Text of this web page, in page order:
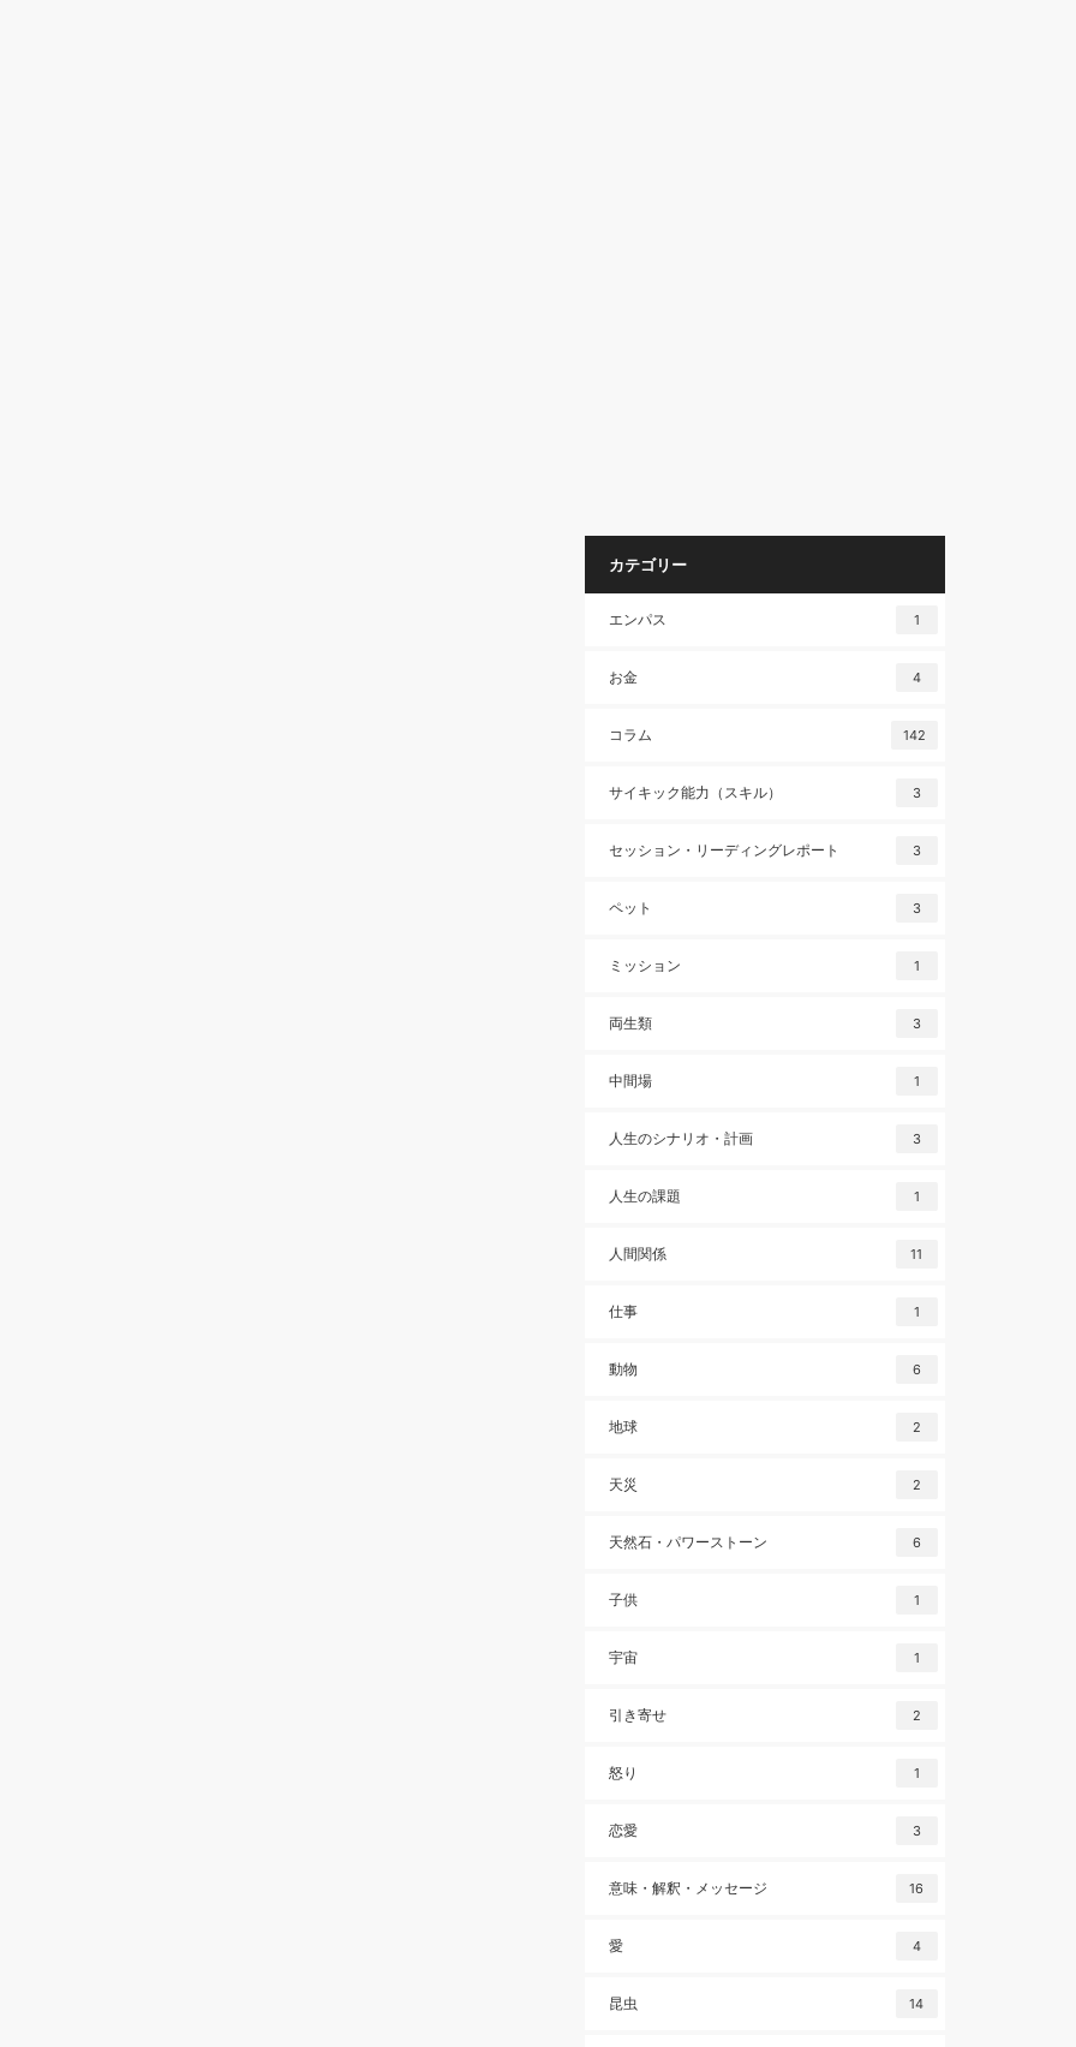
カテゴリー
エンパス 1
お金 4
コラム 142
サイキック能力（スキル） 3
セッション・リーディングレポート 3
ペット 3
ミッション 1
両生類 3
中間場 1
人生のシナリオ・計画 3
人生の課題 1
人間関係 11
仕事 1
動物 6
地球 2
天災 2
天然石・パワーストーン 6
子供 1
宇宙 1
引き寄せ 2
怒り 1
恋愛 3
意味・解釈・メッセージ 16
愛 4
昆虫 14